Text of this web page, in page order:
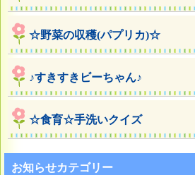
☆野菜の収穫(パプリカ)☆
♪すきすきビーちゃん♪
☆食育☆手洗いクイズ
お知らせカテゴリー